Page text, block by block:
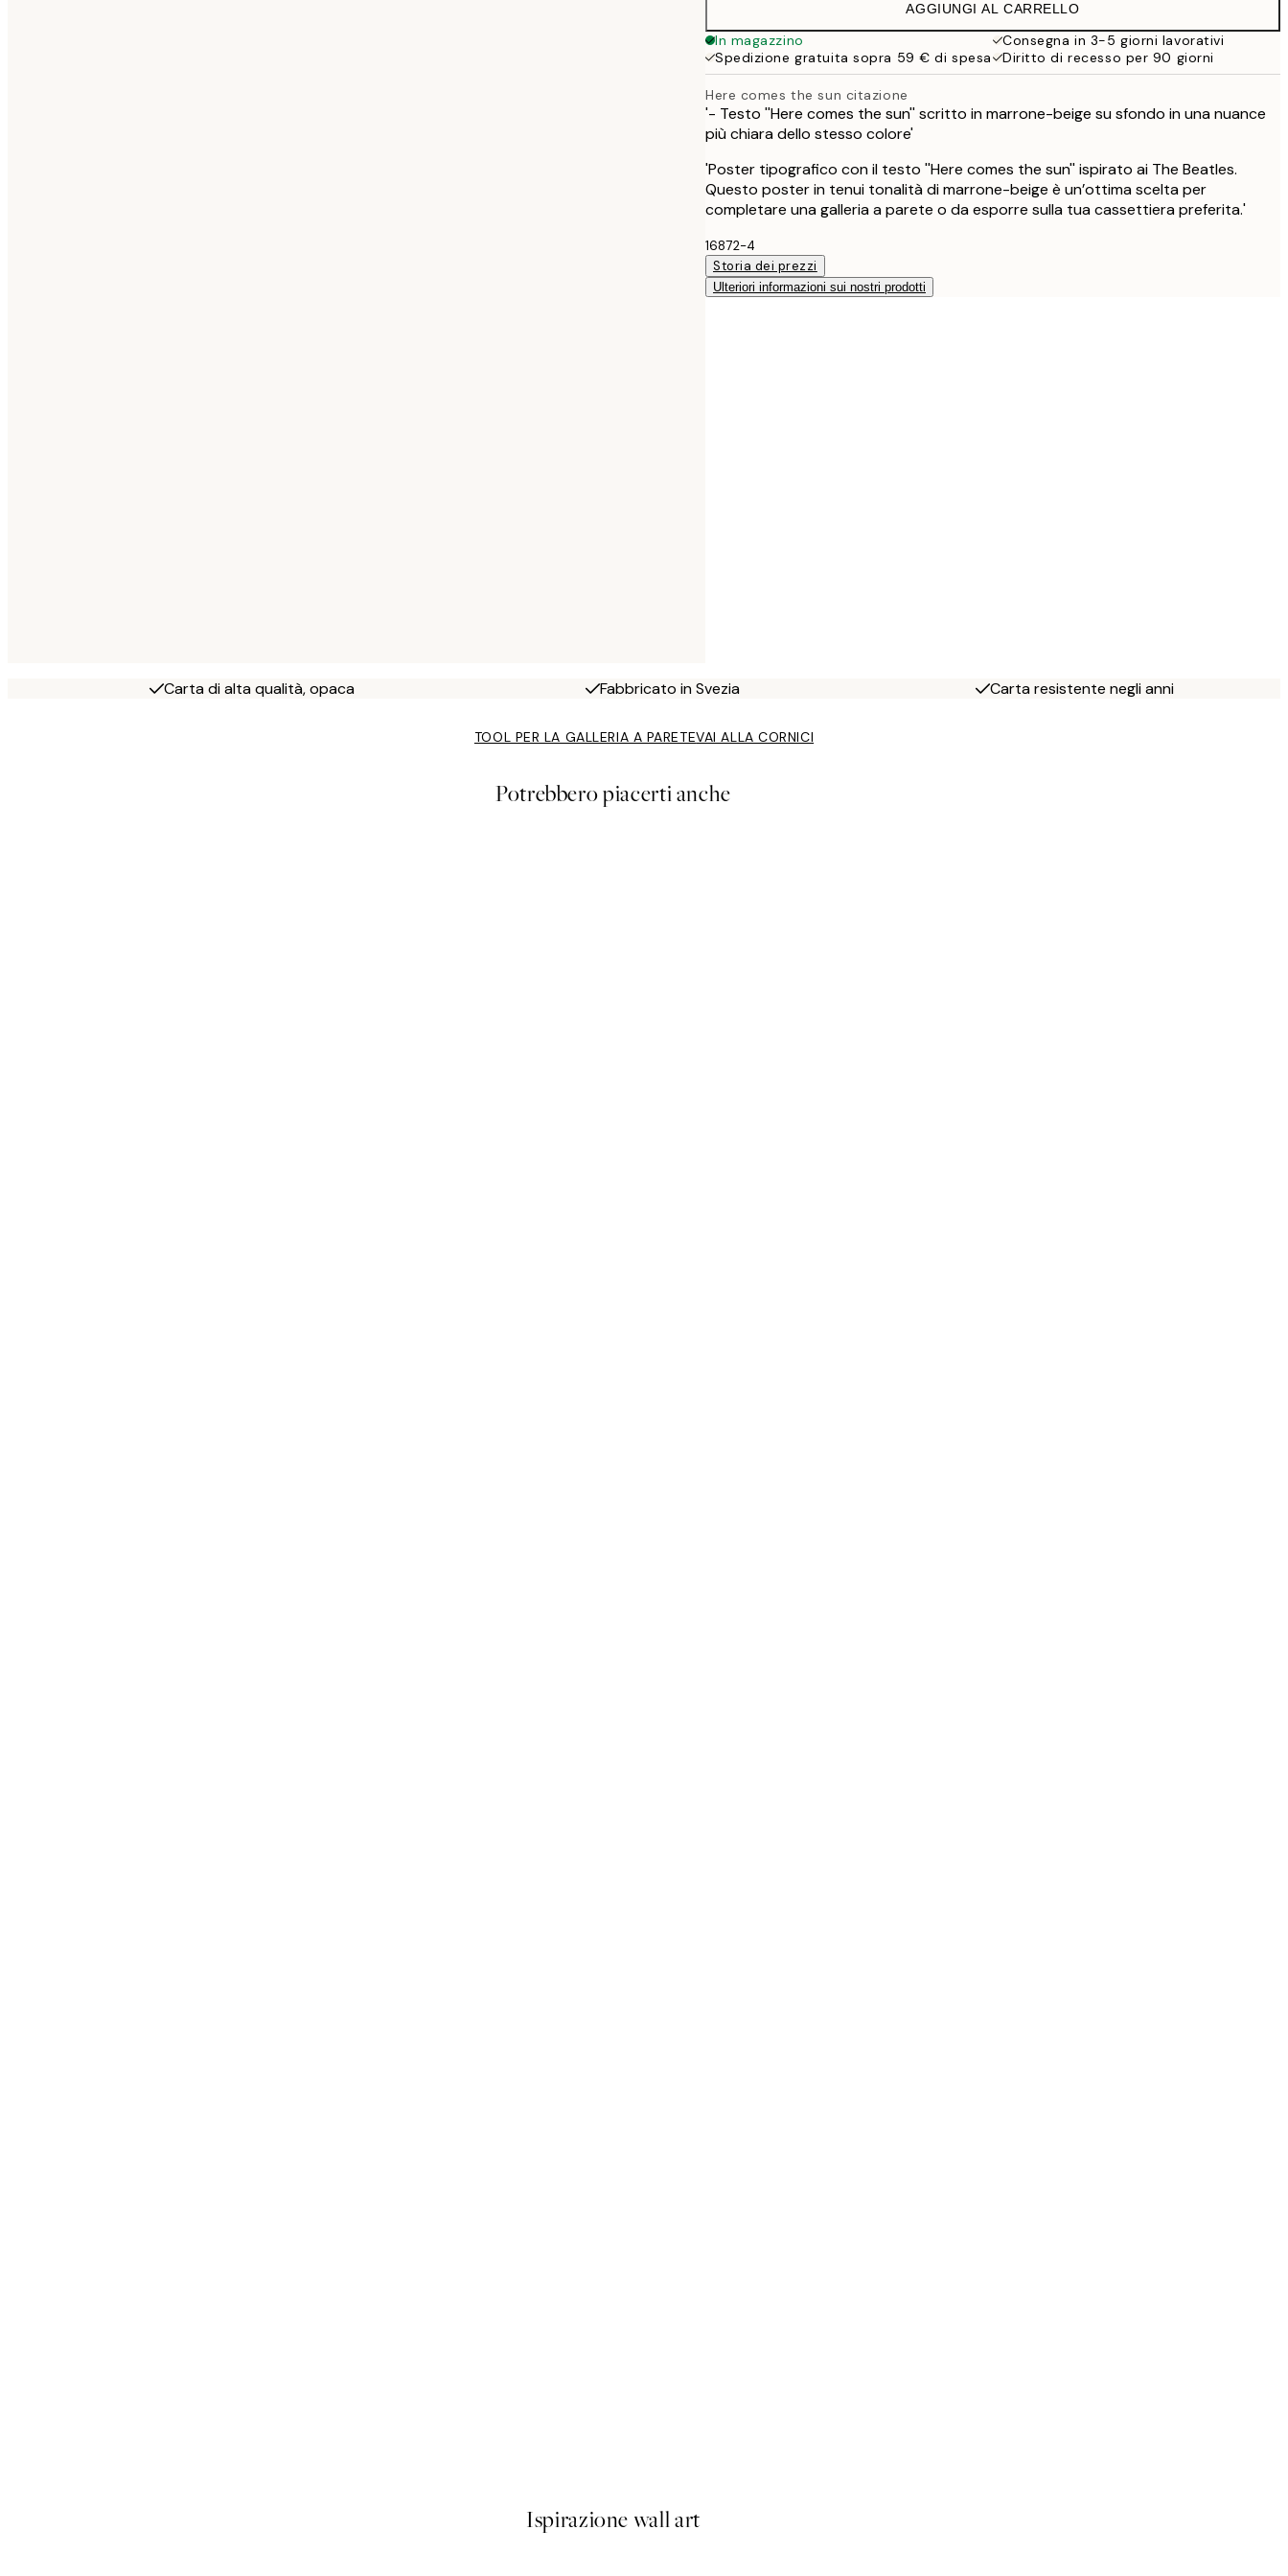
AGGIUNGI AL CARRELLO
In magazzino
Consegna in 3-5 giorni lavorativi
Spedizione gratuita sopra 59 € di spesa
Diritto di recesso per 90 giorni
Here comes the sun citazione
'- Testo ''Here comes the sun'' scritto in marrone-beige su sfondo in una nuance
più chiara dello stesso colore'
'Poster tipografico con il testo ''Here comes the sun'' ispirato ai The Beatles.
Questo poster in tenui tonalità di marrone-beige è un’ottima scelta per
completare una galleria a parete o da esporre sulla tua cassettiera preferita.'
16872-4
Storia dei prezzi
Ulteriori informazioni sui nostri prodotti
Carta di alta qualità, opaca Fabbricato in Svezia Carta resistente negli anni
TOOL PER LA GALLERIA A PARETEVAI ALLA CORNICI
Potrebbero piacerti anche
Ispirazione wall art